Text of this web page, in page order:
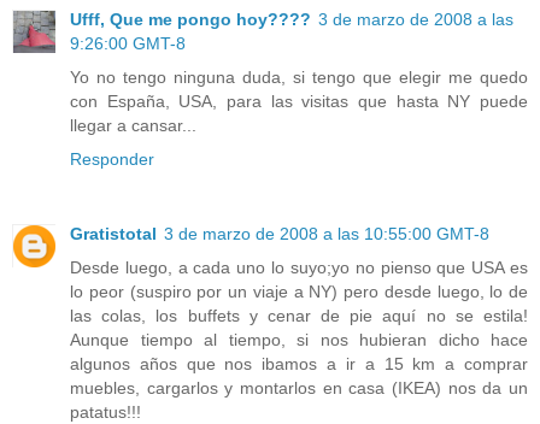
Ufff, Que me pongo hoy???? 3 de marzo de 2008 a las
9:26:00 GMT-8
Yo no tengo ninguna duda, si tengo que elegir me quedo
con España, USA, para las visitas que hasta NY puede
llegar a cansar...
Responder
Gratistotal 3 de marzo de 2008 a las 10:55:00 GMT-8
Desde luego, a cada uno lo suyo;yo no pienso que USA es
lo peor (suspiro por un viaje a NY) pero desde luego, lo de
las colas, los buffets y cenar de pie aquí no se estila!
Aunque tiempo al tiempo, si nos hubieran dicho hace
algunos años que nos ibamos a ir a 15 km a comprar
muebles, cargarlos y montarlos en casa (IKEA) nos da un
patatus!!!